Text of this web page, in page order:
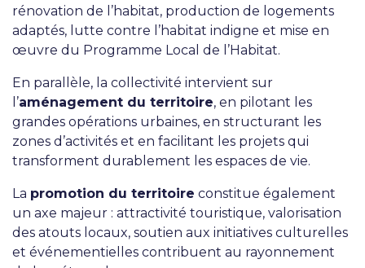
rénovation de l’habitat, production de logements
adaptés, lutte contre l’habitat indigne et mise en
œuvre du Programme Local de l’Habitat.
En parallèle, la collectivité intervient sur
l’aménagement du territoire, en pilotant les
grandes opérations urbaines, en structurant les
zones d’activités et en facilitant les projets qui
transforment durablement les espaces de vie.
La promotion du territoire constitue également
un axe majeur : attractivité touristique, valorisation
des atouts locaux, soutien aux initiatives culturelles
et événementielles contribuent au rayonnement